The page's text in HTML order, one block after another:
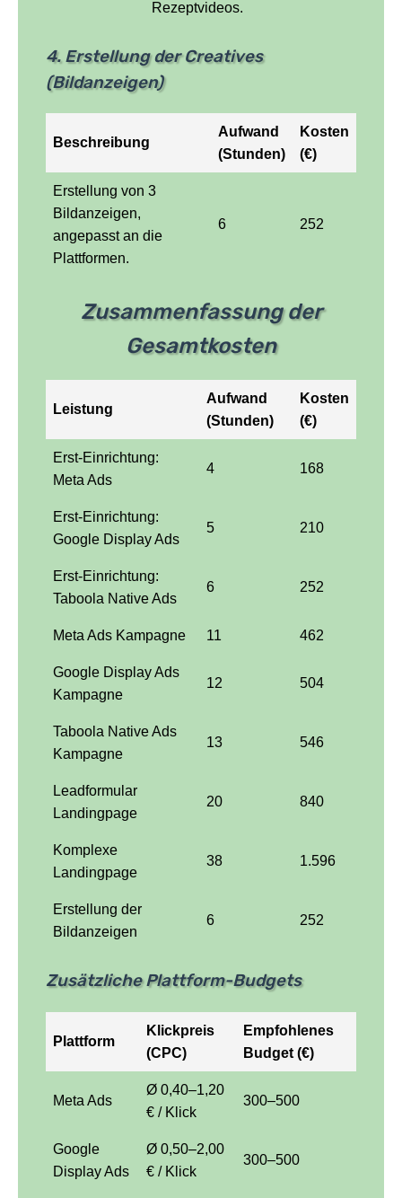
Rezeptvideos.
4. Erstellung der Creatives
(Bildanzeigen)
Beschreibung
Aufwand
(Stunden)
Kosten
(€)
Erstellung von 3
Bildanzeigen,
angepasst an die
Plattformen.
6 252
Zusammenfassung der
Gesamtkosten
Leistung
Aufwand
(Stunden)
Kosten
(€)
Erst-Einrichtung:
Meta Ads
4 168
Erst-Einrichtung:
Google Display Ads
5 210
Erst-Einrichtung:
Taboola Native Ads
6 252
Meta Ads Kampagne 11 462
Google Display Ads
Kampagne
12 504
Taboola Native Ads
Kampagne
13 546
Leadformular
Landingpage
20 840
Komplexe
Landingpage
38 1.596
Erstellung der
Bildanzeigen
6 252
Zusätzliche Plattform-Budgets
Plattform
Klickpreis
(CPC)
Empfohlenes
Budget (€)
Meta Ads
Ø 0,40–1,20
€ / Klick
300–500
Google
Display Ads
Ø 0,50–2,00
€ / Klick
300–500